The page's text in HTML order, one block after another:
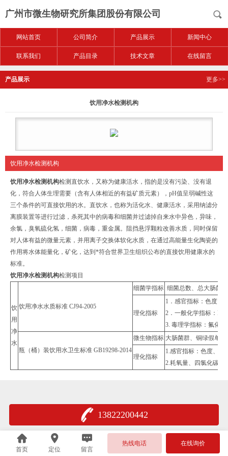
广州市微生物研究所集团股份有限公司
网站首页 公司简介 产品展示 新闻中心
联系我们 产品目录 技术文章 在线留言
产品展示 更多>>
饮用净水检测机构
饮用净水检测机构
饮用净水检测机构检测直饮水，又称为健康活水，指的是没有污染、没有退
化，符合人体生理需要（含有人体相近的有益矿质元素），pH值呈弱碱性这
三个条件的可直接饮用的水。直饮水，也称为活化水、健康活水，采用纳滤分
离膜装置等进行过滤，杀死其中的病毒和细菌并过滤掉自来水中异色，异味，
余氯，臭氧硫化氢，细菌，病毒，重金属。阻挡悬浮颗粒改善水质，同时保留
对人体有益的微量元素，并用离子交换体软化水质，在通过高能量生化陶瓷的
作用将水体能量化，矿化，达到*符合世界卫生组织公布的直接饮用健康水的
标准。
饮用净水检测机构检测项目
饮
用
净
水
饮用净水水质标准 CJ94-2005
细菌学指标 细菌总数、总大肠菌
理化指标
1．感官指标：色度、
2．一般化学指标：
3. 毒理学指标：氟化
瓶（桶）装饮用水卫生标准 GB19298-2014
微生物指标 大肠菌群、铜绿假单胞
理化指标
1.感官指标：色度、浑
2.耗氧量、四氯化碳、
13822200442
首页 定位 留言
热线电话 在线询价